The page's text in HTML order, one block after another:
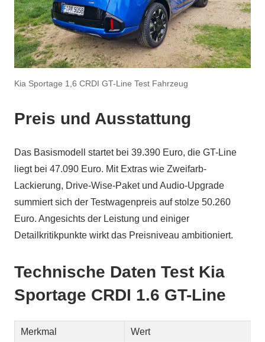
Kia Sportage 1,6 CRDI GT-Line Test Fahrzeug
Preis und Ausstattung
Das Basismodell startet bei 39.390 Euro, die GT-Line
liegt bei 47.090 Euro. Mit Extras wie Zweifarb-
Lackierung, Drive-Wise-Paket und Audio-Upgrade
summiert sich der Testwagenpreis auf stolze 50.260
Euro. Angesichts der Leistung und einiger
Detailkritikpunkte wirkt das Preisniveau ambitioniert.
Technische Daten Test Kia
Sportage CRDI 1.6 GT-Line
Merkmal Wert